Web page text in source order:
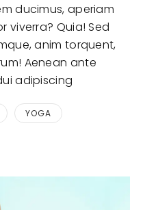
ducimus, aperiam
viverra? Quia! Sed
anim torquent,
Aenean ante
adipiscing
YOGA